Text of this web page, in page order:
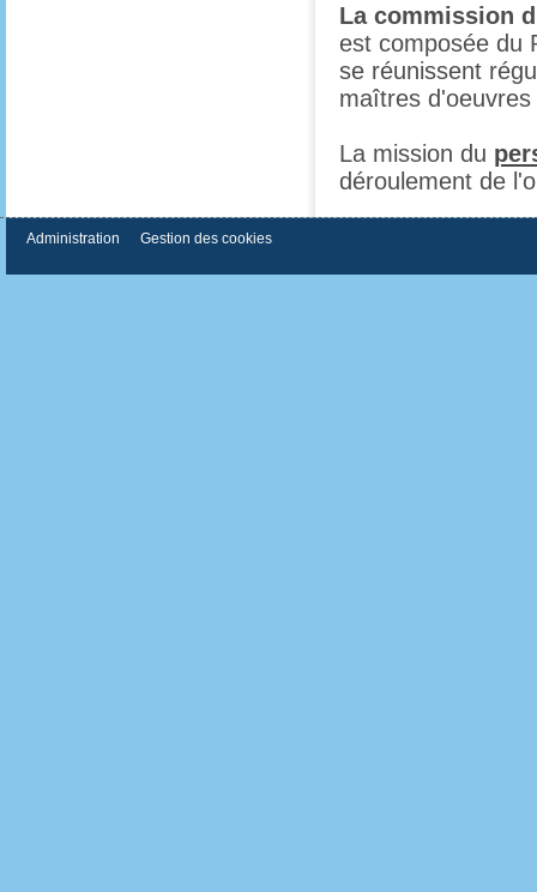
La commission
est composée du
se réunissent
maîtres
La mission du
déroulement de
Administration Gestion des cookies